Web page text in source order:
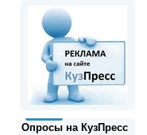
Опросы на КузПресс